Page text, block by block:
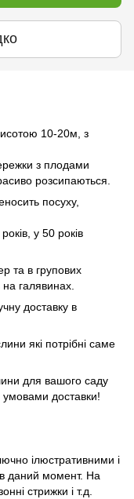
10-20м, з
з плодами
розсипаються.
посуху,
у 50 років
та в групових
галявинах.
доставку в
які потрібні саме
для вашого саду
умовами доставки!
ілюстративними і
в даний момент. На
стрижки і т.д.